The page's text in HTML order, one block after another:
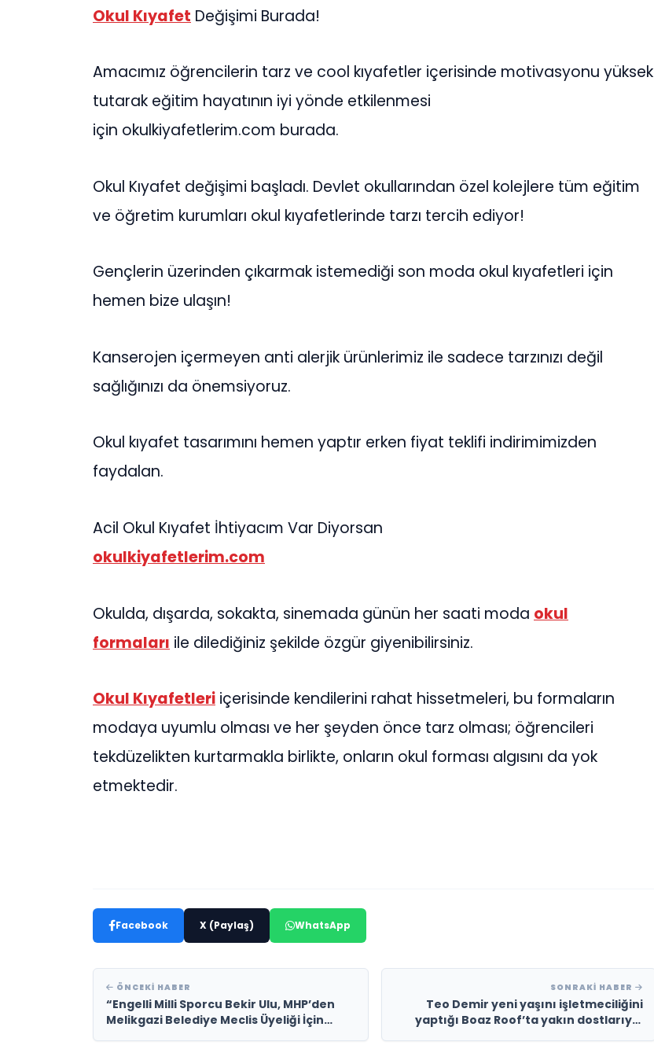
Okul Kıyafet Değişimi Burada!
Amacımız öğrencilerin tarz ve cool kıyafetler içerisinde motivasyonu yüksek
tutarak eğitim hayatının iyi yönde etkilenmesi
için okulkiyafetlerim.com burada.
Okul Kıyafet değişimi başladı. Devlet okullarından özel kolejlere tüm eğitim
ve öğretim kurumları okul kıyafetlerinde tarzı tercih ediyor!
Gençlerin üzerinden çıkarmak istemediği son moda okul kıyafetleri için
hemen bize ulaşın!
Kanserojen içermeyen anti alerjik ürünlerimiz ile sadece tarzınızı değil
sağlığınızı da önemsiyoruz.
Okul kıyafet tasarımını hemen yaptır erken fiyat teklifi indirimimizden
faydalan.
Acil Okul Kıyafet İhtiyacım Var Diyorsan
okulkiyafetlerim.com
Okulda, dışarda, sokakta, sinemada günün her saati moda okul
formaları ile dilediğiniz şekilde özgür giyenibilirsiniz.
Okul Kıyafetleri içerisinde kendilerini rahat hissetmeleri, bu formaların
modaya uyumlu olması ve her şeyden önce tarz olması; öğrencileri
tekdüzelikten kurtarmakla birlikte, onların okul forması algısını da yok
etmektedir.
Facebook X (Paylaş) WhatsApp
ÖNCEKI HABER
“Engelli Milli Sporcu Bekir Ulu, MHP’den
Melikgazi Belediye Meclis Üyeliği İçin
SONRAKI HABER
Teo Demir yeni yaşını işletmeciliğini
yaptığı Boaz Roof’ta yakın dostlarıyla